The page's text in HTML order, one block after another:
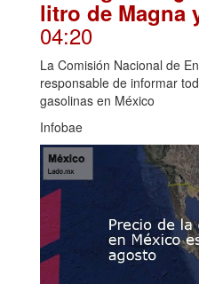
litro de Magna
04:20
La Comisión Nacional de
responsable de informar
gasolinas en México
Infobae